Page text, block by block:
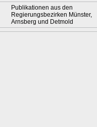
Publikationen aus den
Regierungsbezirken Münster,
Arnsberg und Detmold